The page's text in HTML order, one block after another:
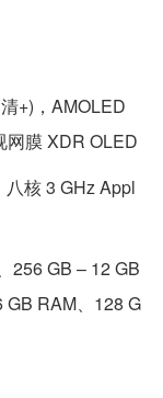
+)，AMOLED
网膜 XDR OLED
核 3 GHz Appl
256 GB – 12 GB
GB RAM、128 G